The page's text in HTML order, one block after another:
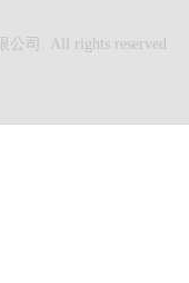
司. All rights reserved